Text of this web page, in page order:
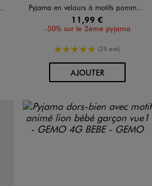
Pyjama en velours à motifs pommes et volants aux épaules bébé
11,99 €
-50% sur le 2ème pyjama
5/5 de moyenne
(25 avis)
AJOUTERAU PANIER